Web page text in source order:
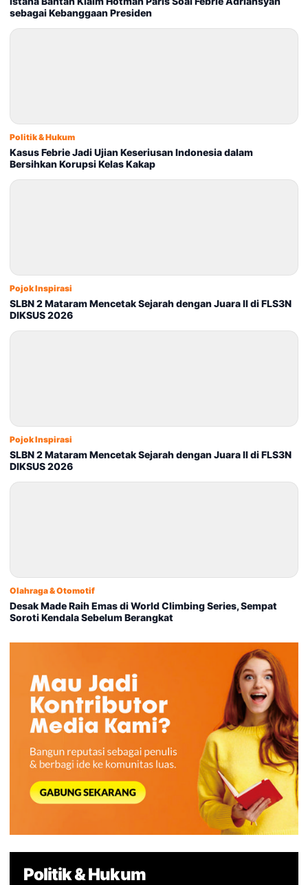
sebagai Kebanggaan Presiden
Politik & Hukum
Kasus Febrie Jadi Ujian Keseriusan Indonesia dalam
Bersihkan Korupsi Kelas Kakap
Pojok Inspirasi
SLBN 2 Mataram Mencetak Sejarah dengan Juara II di FLS3N
DIKSUS 2026
Pojok Inspirasi
SLBN 2 Mataram Mencetak Sejarah dengan Juara II di FLS3N
DIKSUS 2026
Olahraga & Otomotif
Desak Made Raih Emas di World Climbing Series, Sempat
Soroti Kendala Sebelum Berangkat
Politik & Hukum